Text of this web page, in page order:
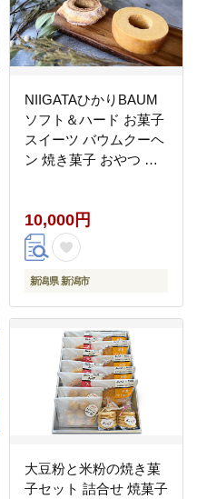
NIIGATAひかりBAUM
ソフト＆ハード お菓子
スイーツ バウムクーヘ
ン 焼き菓子 おやつ 玄
ット
10,000円
新潟県 新潟市
大豆粉と米粉の焼き菓
子セット 詰合せ 焼菓子